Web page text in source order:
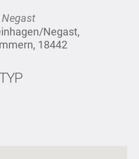
Negast
Negast,
18442